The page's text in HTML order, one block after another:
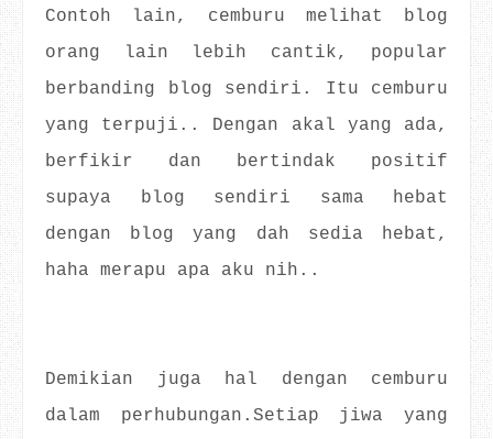
Contoh lain, cemburu melihat blog
orang lain lebih cantik, popular
berbanding blog sendiri. Itu cemburu
yang terpuji.. Dengan akal yang ada,
berfikir dan bertindak positif
supaya blog sendiri sama hebat
dengan blog yang dah sedia hebat,
haha merapu apa aku nih..
Demikian juga hal dengan cemburu
dalam perhubungan.Setiap jiwa yang